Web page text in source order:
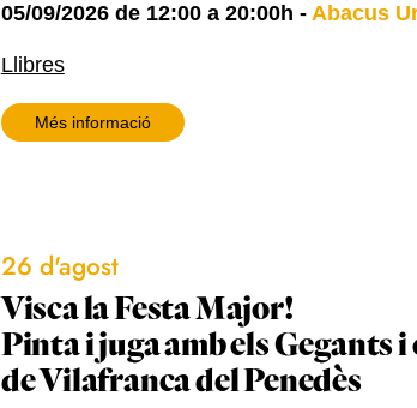
05/09/2026 de 12:00 a 20:00h - Abacus
Llibres
Més informació
26 d'agost
Visca la Festa Major!
Pinta i juga amb els Gegants i
de Vilafranca del Penedès